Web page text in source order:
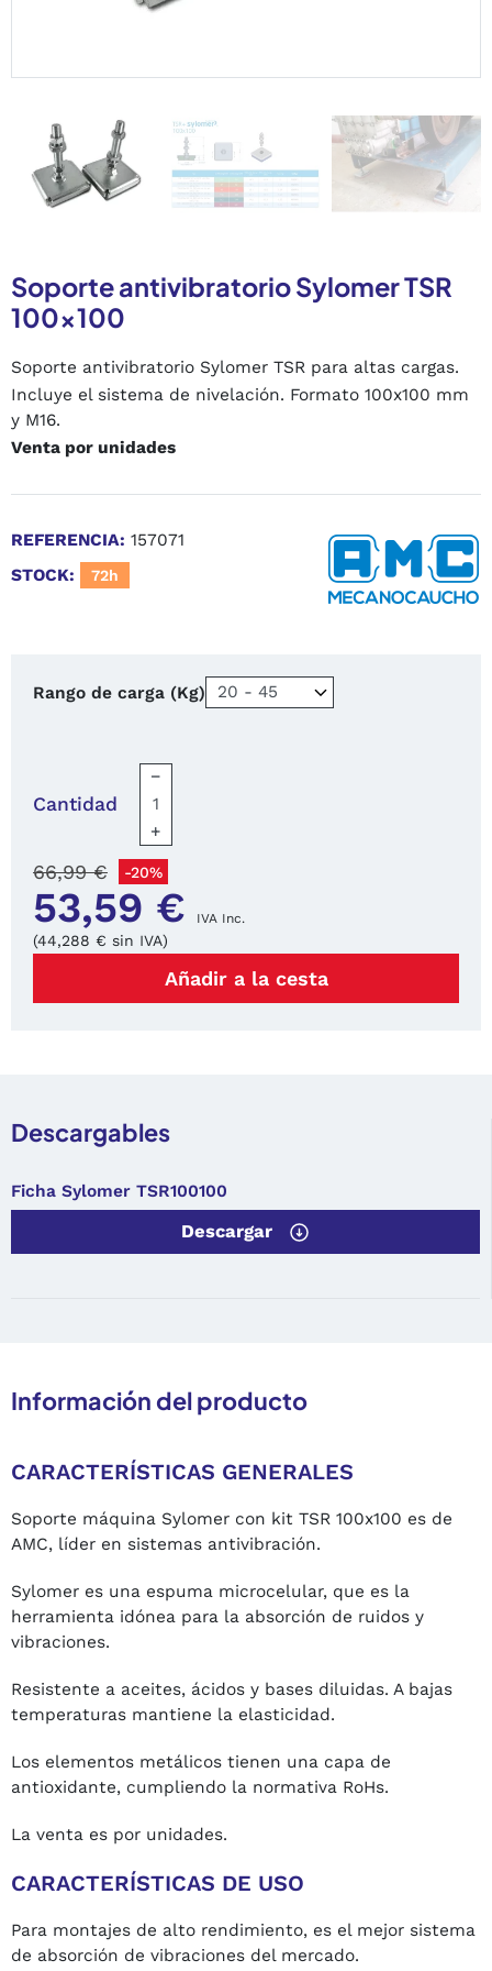
Soporte antivibratorio Sylomer TSR
100x100
Soporte antivibratorio Sylomer TSR para altas cargas.
Incluye el sistema de nivelación. Formato 100x100 mm
y M16.
Venta por unidades
REFERENCIA: 157071
STOCK:
72h
Rango de carga (Kg)
Cantidad
−
+
53,59 € IVA Inc.
66,99 € -20%
(44,288 € sin IVA)
Añadir a la cesta
Descargables
Ficha Sylomer TSR100100
Descargar
Información del producto
CARACTERÍSTICAS GENERALES
Soporte máquina Sylomer con kit TSR 100x100 es de
AMC, líder en sistemas antivibración.
Sylomer es una espuma microcelular, que es la
herramienta idónea para la absorción de ruidos y
vibraciones.
Resistente a aceites, ácidos y bases diluidas. A bajas
temperaturas mantiene la elasticidad.
Los elementos metálicos tienen una capa de
antioxidante, cumpliendo la normativa RoHs.
La venta es por unidades.
CARACTERÍSTICAS DE USO
Para montajes de alto rendimiento, es el mejor sistema
de absorción de vibraciones del mercado.